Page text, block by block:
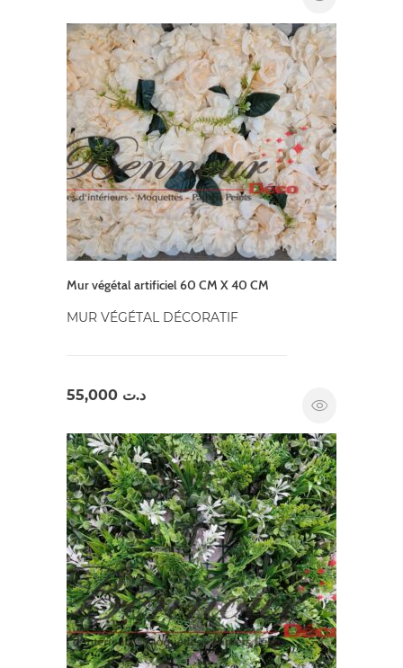
Mur végétal artificiel 60 CM X 40 CM
MUR VÉGÉTAL DÉCORATIF
د.ت